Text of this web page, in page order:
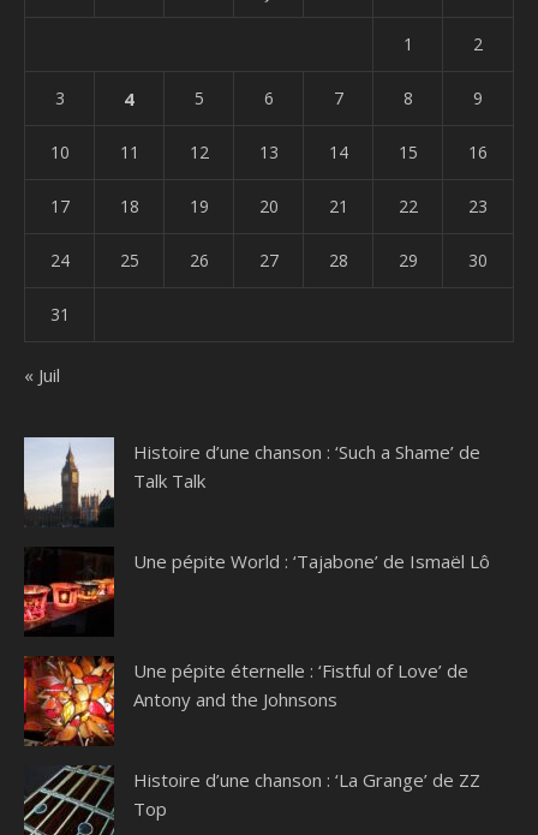
1 2
3 4 5 6 7 8 9
10 11 12 13 14 15 16
17 18 19 20 21 22 23
24 25 26 27 28 29 30
31
« Juil
Histoire d’une chanson : ‘Such a Shame’ de
Talk Talk
Une pépite World : ‘Tajabone’ de Ismaël Lô
Une pépite éternelle : ‘Fistful of Love’ de
Antony and the Johnsons
Histoire d’une chanson : ‘La Grange’ de ZZ
Top